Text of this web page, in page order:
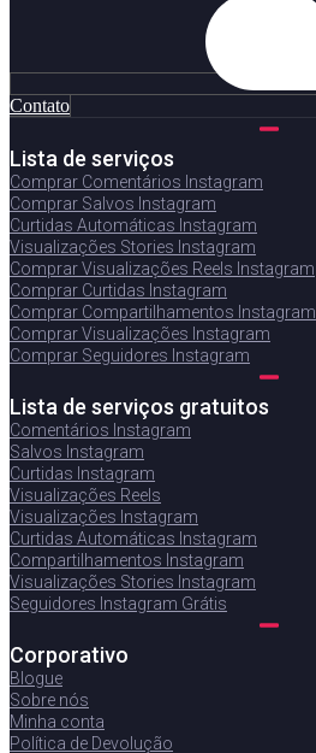
Contato
Lista de serviços
Comprar Comentários Instagram
Comprar Salvos Instagram
Curtidas Automáticas Instagram
Visualizações Stories Instagram
Comprar Visualizações Reels Instagram
Comprar Curtidas Instagram
Comprar Compartilhamentos Instagram
Comprar Visualizações Instagram
Comprar Seguidores Instagram
Lista de serviços gratuitos
Comentários Instagram
Salvos Instagram
Curtidas Instagram
Visualizações Reels
Visualizações Instagram
Curtidas Automáticas Instagram
Compartilhamentos Instagram
Visualizações Stories Instagram
Seguidores Instagram Grátis
Corporativo
Blogue
Sobre nós
Minha conta
Política de Devolução